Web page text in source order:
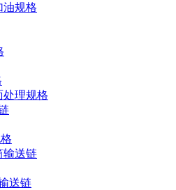
油规格
处理规格
输送链
送链